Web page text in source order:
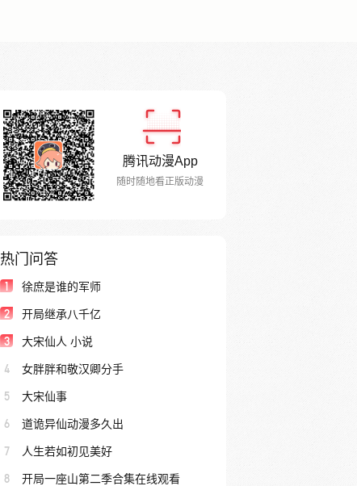
腾讯动漫App
随时随地看正版动漫
热门问答
1 徐庶是谁的军师
2 开局继承八千亿
3 大宋仙人 小说
4 女胖胖和敬汉卿分手
5 大宋仙事
6 道诡异仙动漫多久出
7 人生若如初见美好
8 开局一座山第二季合集在线观看